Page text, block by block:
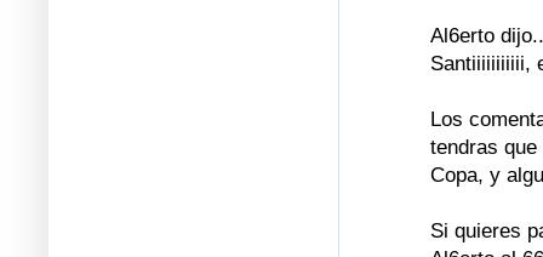
Al6erto
Santiiiiiiiiiii,
Los
tendras
Copa, y
Si quieres